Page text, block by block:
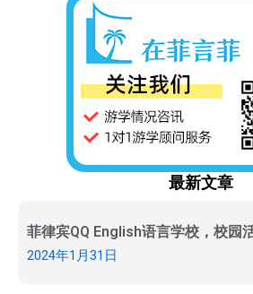
最新文章
菲律宾QQ English语言学校，校园
2024年1月31日